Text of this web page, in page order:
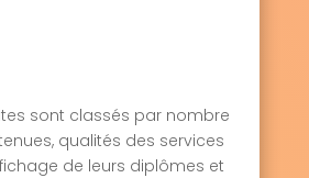
sont classés par nombre
qualités des services
de leurs diplômes et